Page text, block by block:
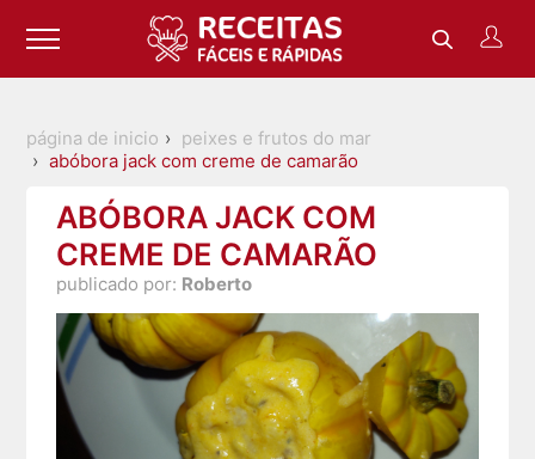
página de inicio
peixes e frutos do mar
abóbora jack com creme de camarão
ABÓBORA JACK COM
CREME DE CAMARÃO
publicado por: Roberto